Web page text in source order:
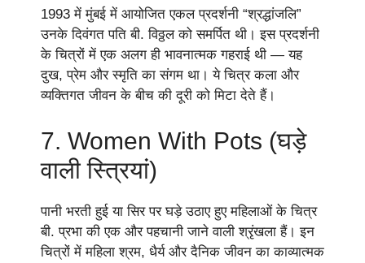
1993 में मुंबई में आयोजित एकल प्रदर्शनी “श्रद्धांजलि”
उनके दिवंगत पति बी. विठ्ठल को समर्पित थी। इस प्रदर्शनी
के चित्रों में एक अलग ही भावनात्मक गहराई थी — यह
दुख, प्रेम और स्मृति का संगम था। ये चित्र कला और
व्यक्तिगत जीवन के बीच की दूरी को मिटा देते हैं।
7. Women With Pots (घड़े
वाली स्त्रियां)
पानी भरती हुई या सिर पर घड़े उठाए हुए महिलाओं के चित्र
बी. प्रभा की एक और पहचानी जाने वाली श्रृंखला हैं। इन
चित्रों में महिला श्रम, धैर्य और दैनिक जीवन का काव्यात्मक